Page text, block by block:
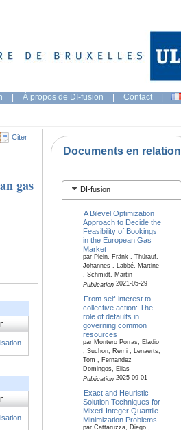
| À propos de DI-fusion | Contact |
Citer
gas
Documents en relation
DI-fusion
A Bilevel Optimization
Approach to Decide the
Feasibility of Bookings
in the European Gas
Market
par Plein, Fränk , Thürauf,
Johannes , Labbé, Martine
, Schmidt, Martin
Publication2021-05-29
From self-interest to
collective action: The
role of defaults in
governing common
resources
par Montero Porras, Eladio
, Suchon, Remi , Lenaerts,
Tom , Fernandez
Domingos, Elias
Publication2025-09-01
Exact and Heuristic
Solution Techniques for
Mixed-Integer Quantile
Minimization Problems
par Cattaruzza, Diego ,